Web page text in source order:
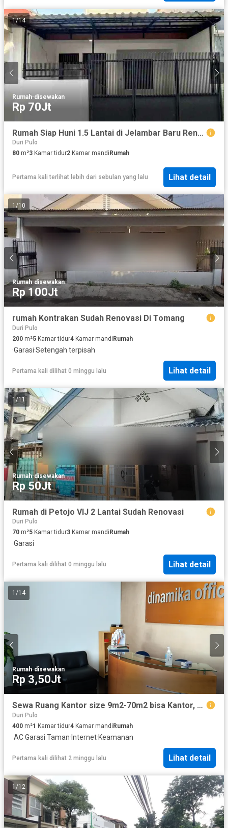
1/14
Rumah·disewakan
Rp 70Jt
Rumah Siap Huni 1.5 Lantai di Jelambar Baru Renovasi Akses Jalan Depan 2 Mobil
Duri Pulo
80 m²3 Kamar tidur2 Kamar mandi Rumah
Pertama kali terlihat lebih dari sebulan yang lalu Lihat detail
1 /10
Rumah·disewakan
Rp 100Jt
rumah Kontrakan Sudah Renovasi Di Tomang
Duri Pulo
200 m²5 Kamar tidur4 Kamar mandiRumah
·Garasi·Setengah terpisah
Pertama kali dilihat 0 minggu lalu Lihat detail
1/11
Rumah·disewakan
Rp 50Jt
Rumah di Petojo VIJ 2 Lantai Sudah Renovasi
Duri Pulo
70 m²5 Kamar tidur3 Kamar mandi Rumah
·Garasi
Pertama kali dilihat 0 minggu lalu Lihat detail
1 /14
Rumah·disewakan
Rp 3,50Jt
Sewa Ruang Kantor size 9m2-70m2 bisa Kantor, Tiktok Live, Shopee Live
Duri Pulo
400 m²1 Kamar tidur4 Kamar mandi Rumah
·AC·Garasi·Taman· Internet·Keamanan
Pertama kali dilihat 2 minggu lalu Lihat detail
1 /12